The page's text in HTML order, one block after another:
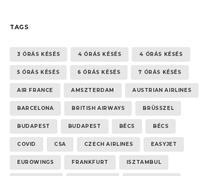
TAGS
3 ÓRÁS KÉSÉS 4 ÓRÁS KÉSÉS 4 ÓRÁS KÉSÉS
5 ÓRÁS KÉSÉS 6 ÓRÁS KÉSÉS 7 ÓRÁS KÉSÉS
AIR FRANCE AMSZTERDAM AUSTRIAN AIRLINES
BARCELONA BRITISH AIRWAYS BRÜSSZEL
BUDAPEST BUDAPEST BÉCS BÉCS
COVID CSA CZECH AIRLINES EASYJET
EUROWINGS FRANKFURT ISZTAMBUL